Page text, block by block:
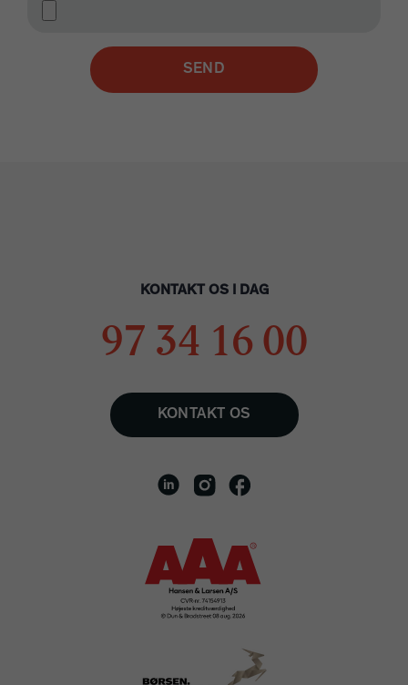
KONTAKT OS I DAG
97 34 16 00
KONTAKT OS